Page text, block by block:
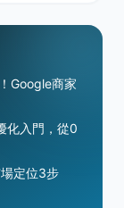
Google商家
化入門，從0
定位3步